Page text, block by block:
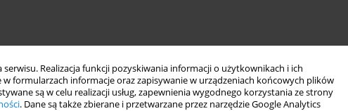
Realizacja funkcji pozyskiwania informacji o użytkownikach i ich
formularzach informacje oraz zapisywanie w urządzeniach końcowych plików
są w celu realizacji usług, zapewnienia wygodnego korzystania ze strony
. Dane są także zbierane i przetwarzane przez narzędzie Google Analytics
Statystyki